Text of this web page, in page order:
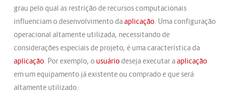
grau pelo qual as restrição de recursos computacionais
influenciam o desenvolvimento daaplicação. Uma configuração
operacional altamente utilizada, necessitando de
considerações especiais de projeto, é uma característica da
aplicação. Por exemplo, o usuáriodeseja executar aaplicação
em um equipamento já existente ou comprado e que será
altamente utilizado.